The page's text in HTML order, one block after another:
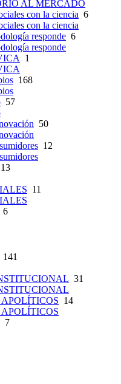
AL MERCADO
con la ciencia 6
con la ciencia
responde 6
responde
1
168
57
50
12
13
11
6
141
31
14
7